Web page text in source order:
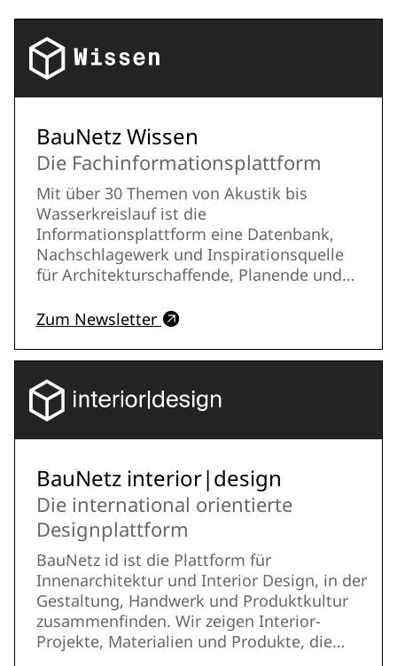
BauNetz Wissen
Die Fachinformationsplattform
Mit über 30 Themen von Akustik bis
Wasserkreislauf ist die
Informationsplattform eine Datenbank,
Nachschlagewerk und Inspirationsquelle
für Architekturschaffende, Planende und
bieten wir umfangreiches Fachwissen,
Buchrezensionen, Linklisten,
Veranstaltungshinweise und neue
Produkte. In jeder Rubrik wird einmal im
Monat jeweils ein Newsletter mit aktuellen
Beiträgen und Entwicklungen versendet.
Zum Newsletter
BauNetz interior|design
Die international orientierte
Designplattform
BauNetz id ist die Plattform für
Innenarchitektur und Interior Design, in der
Gestaltung, Handwerk und Produktkultur
zusammenfinden. Wir zeigen Interior-
Projekte, Materialien und Produkte, die